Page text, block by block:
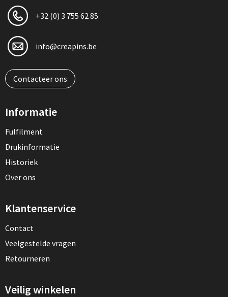
+32 (0) 3 755 62 85
info@creapins.be
Contacteer ons
Informatie
Fulfilment
Drukinformatie
Historiek
Over ons
Klantenservice
Contact
Veelgestelde vragen
Retourneren
Veilig winkelen